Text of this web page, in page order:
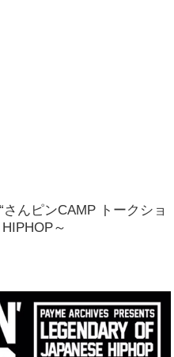
んピンCAMP トークショ
～